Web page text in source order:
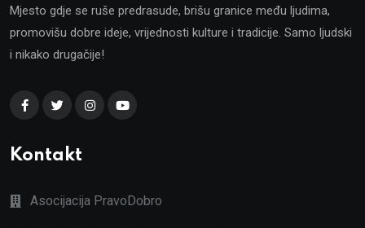
Mjesto gdje se ruše predrasude, brišu granice među ljudima,
promovišu dobre ideje, vrijednosti kulture i tradicije. Samo ljudski
i nikako drugačije!
Kontakt
Asocijacija PravoDobro